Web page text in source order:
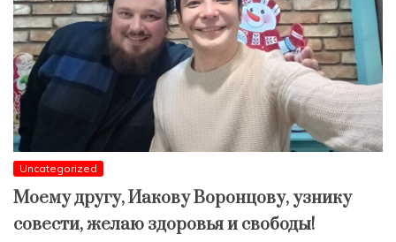
Uncategorized
Моему другу, Иакову Воронцову, узнику
совести, желаю здоровья и свободы!